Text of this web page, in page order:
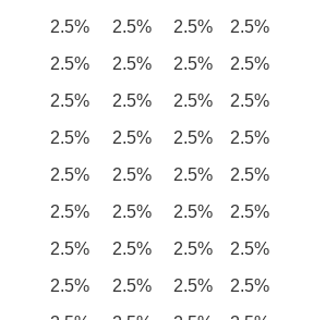
2.5% 2.5% 2.5%
2.5%
2.5% 2.5% 2.5%
2.5%
2.5% 2.5% 2.5%
2.5%
2.5% 2.5% 2.5%
2.5%
2.5% 2.5% 2.5%
2.5%
2.5% 2.5% 2.5%
2.5%
2.5% 2.5% 2.5%
2.5%
2.5% 2.5% 2.5%
2.5%